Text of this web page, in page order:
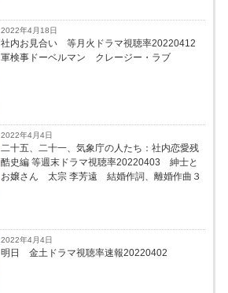
2022年4月18日
社内お見合い 等月火ドラマ視聴率20220412
軍検事ドーベルマン クレージー・ラブ
2022年4月4日
二十五、二十一、気象庁の人たち：社内恋愛残
酷史編 等週末ドラマ視聴率20220403 紳士と
お嬢さん 太宗 李芳遠 結婚作詞、離婚作曲３
2022年4月4日
明日 金土ドラマ視聴率速報20220402